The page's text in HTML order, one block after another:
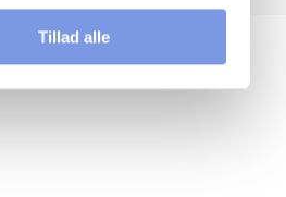
Tillad alle